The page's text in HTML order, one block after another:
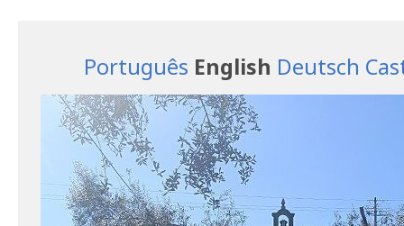
Português English Deutsch